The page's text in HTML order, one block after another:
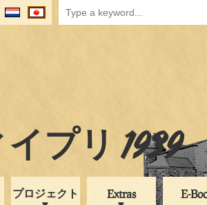
プリ 1939
プロジェクト Extras E-